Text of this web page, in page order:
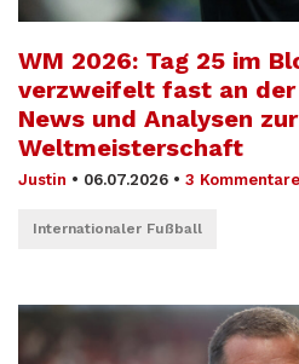
WM 2026: Tag 25 im
verzweifelt fast an der
News und Analysen zur
Weltmeisterschaft
Justin • 06.07.2026 • 3 Kommentare
Internationaler Fußball